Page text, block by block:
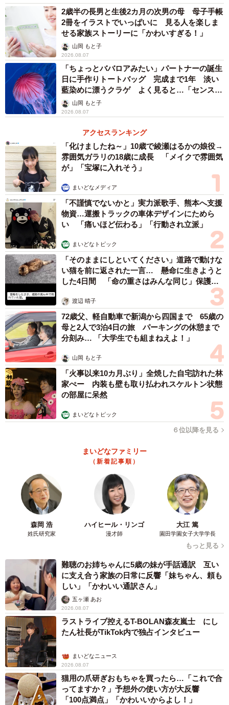
2歳半の長男と生後2カ月の次男の母 母子手帳
2冊をイラストでいっぱいに 見る人を楽しま
せる家族ストーリーに「かわいすぎる！」
山岡 もと子
2026.08.07
「ちょっとババロアみたい」パートナーの誕生
日に手作りトートバッグ 完成まで1年 淡い
藍染めに漂うクラゲ よく見ると…「センスす
ごい」山岡 もと子
2026.08.07
アクセスランキング
「化けましたね～」10歳で綾瀬はるかの娘役→
雰囲気ガラリの18歳に成長 「メイクで雰囲気
が」「宝塚に入れそう」
まいどなメディア
「不謹慎でないかと」実力派歌手、熊本へ支援
物資…運搬トラックの車体デザインにためら
い 「痛いほど伝わる」「行動され立派」
まいどなトピック
「そのままにしといてください」道路で動けな
い猫を前に返された一言… 懸命に生きようと
した4日間 「命の重さはみんな同じ」保護団
渡辺 晴子
72歳父、軽自動車で新潟から四国まで 65歳の
母と2人で3泊4日の旅 パーキングの休憩まで
分刻み… 「大学生でも組まねえよ！」
山岡 もと子
「火事以来10カ月ぶり」全焼した自宅訪れた林
家ぺー 内装も壁も取り払われスケルトン状態
の部屋に呆然
まいどなトピック
６位以降を見る
まいどなファミリー
（新着記事順）
森岡 浩
姓氏研究家
ハイヒール・リンゴ
漫才師
大江 篤
園田学園女子大学学長
もっと見る
難聴のお姉ちゃんに5歳の妹が手話通訳 互い
に支え合う家族の日常に反響「妹ちゃん、頼も
しい」「かわいい通訳さん」
五ヶ瀬 あお
2026.08.07
ラストライブ控えるT-BOLAN森友嵐士 にし
たん社長がTikTok内で独占インタビュー
まいどなニュース
2026.08.07
猫用の爪研ぎおもちゃを買ったら…「これで合
ってますか？」予想外の使い方が大反響
「100点満点」「かわいいからよし！」